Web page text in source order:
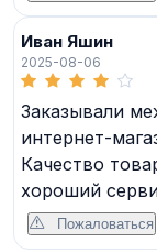
Иван Яшин
2025-08-06
Заказывали
интернет-
Качество
хороший
Пожаловаться